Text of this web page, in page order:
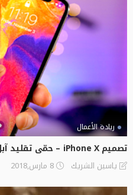
ريادة الأعمال
تصميم iPhone X – حمّى تقليد آبل تُبعث من جديد!
ياسين الشريك 8 مارس,2018